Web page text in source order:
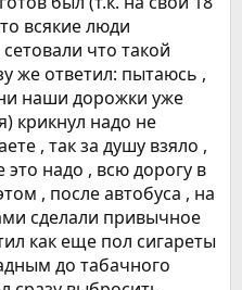
всякие люди
что такой
же ответил: пытаюсь ,
наши дорожки уже
крикнул надо не
, так за душу взяло ,
надо , всю дорогу в
, после автобуса , на
сделали привычное
как еще пол сигареты
до табачного